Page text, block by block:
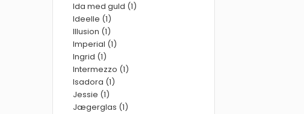
Ida med guld (1)
Ideelle (1)
Illusion (1)
Imperial (1)
Ingrid (1)
Intermezzo (1)
Isadora (1)
Jessie (1)
Jægerglas (1)